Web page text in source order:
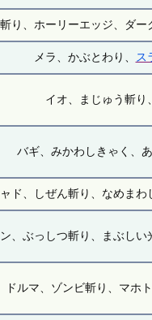
り、ホーリーエッジ、ダ
メラ、かぶとわり、 ス
イオ、まじゅう斬
バギ、みかわしきゃく、
ド、しぜん斬り、なめま
、ぶっしつ斬り、まぶし
ドルマ、ゾンビ斬り、マホ